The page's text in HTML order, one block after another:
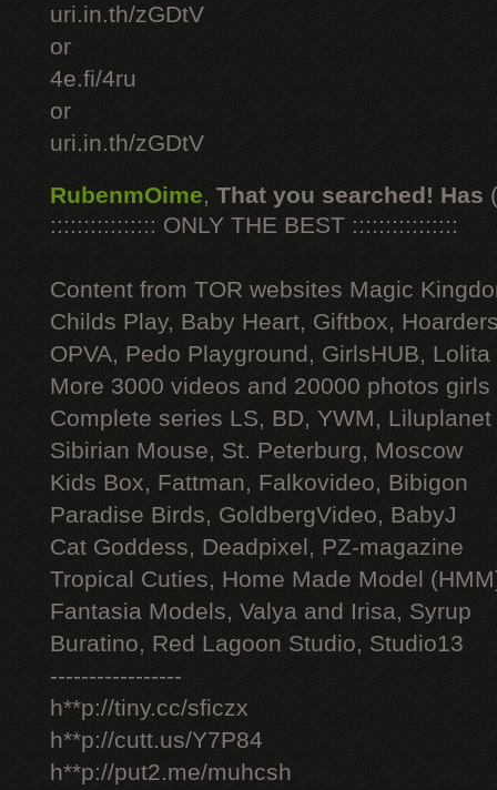
uri.in.th/zGDtV
or
4e.fi/4ru
or
uri.in.th/zGDtV
RubenmOime, That you searched! Has
:::::::::::::::: ONLY THE BEST ::::::::::::::::
Content from TOR websites Magic
Childs Play, Baby Heart, Giftbox,
OPVA, Pedo Playground, GirlsHUB, Lolita
More 3000 videos and 20000 photos
Complete series LS, BD, YWM, Liluplanet
Sibirian Mouse, St. Peterburg, Moscow
Kids Box, Fattman, Falkovideo, Bibigon
Paradise Birds, GoldbergVideo, BabyJ
Cat Goddess, Deadpixel, PZ-magazine
Tropical Cuties, Home Made Model
Fantasia Models, Valya and Irisa, Syrup
Buratino, Red Lagoon Studio, Studio13
-----------------
h**p://tiny.cc/sficzx
h**p://cutt.us/Y7P84
h**p://put2.me/muhcsh